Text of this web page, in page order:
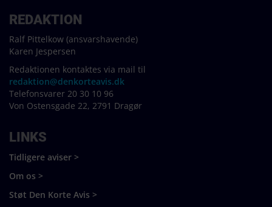
REDAKTION
Ralf Pittelkow (ansvarshavende)
Karen Jespersen
Redaktionen kontaktes via mail til
redaktion@denkorteavis.dk
Telefonsvarer 20 30 10 96
Von Ostensgade 22, 2791 Dragør
LINKS
Tidligere aviser >
Om os >
Støt Den Korte Avis >